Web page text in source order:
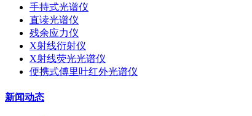
手持式光谱仪
直读光谱仪
残余应力仪
X射线衍射仪
X射线荧光光谱仪
便携式傅里叶红外光谱仪
新闻动态